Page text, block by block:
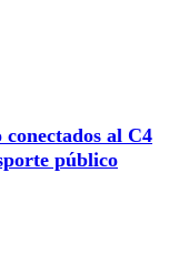
al C4
público